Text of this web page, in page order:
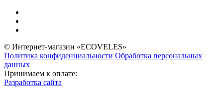
© Интернет-магазин «ECOVELES»
Политика конфиденциальности Обработка персональных
данных
Принимаем к оплате:
Разработка сайта